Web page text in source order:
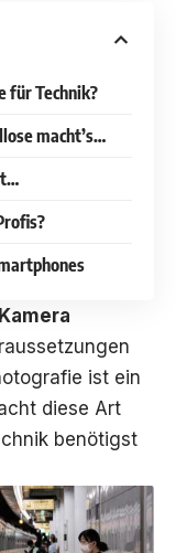
für Technik?
macht’s…
Kamera
ist ein
diese Art
benötigst